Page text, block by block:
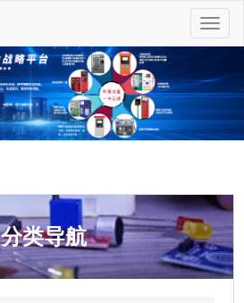
切
换
航
分类导航